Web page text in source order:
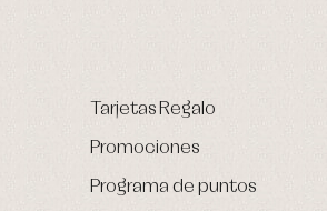
Tarjetas Regalo
Promociones
Programa de puntos